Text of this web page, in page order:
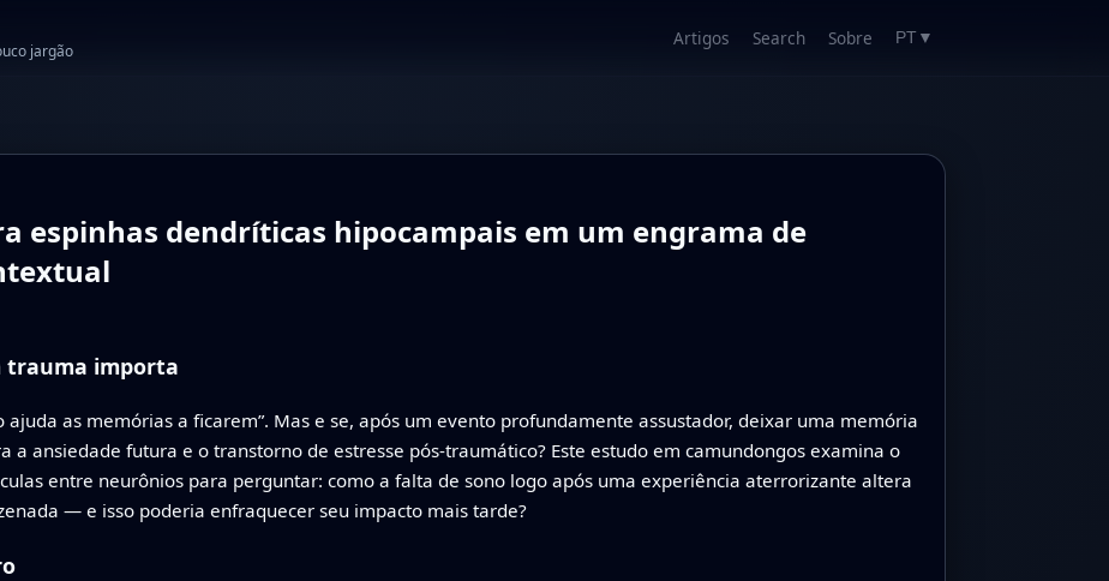
jargão
Artigos Search Sobre PT ▼
espinhas dendríticas hipocampais em um engrama de
trauma importa
ajuda as memórias a ficarem”. Mas e se, após um evento profundamente assustador, deixar uma memória
ansiedade futura e o transtorno de estresse pós‑traumático? Este estudo em camundongos examina o
entre neurônios para perguntar: como a falta de sono logo após uma experiência aterrorizante altera
— e isso poderia enfraquecer seu impacto mais tarde?